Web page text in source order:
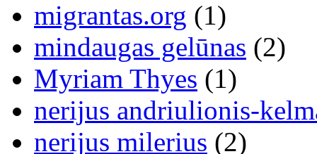
migrantas.org (1)
mindaugas gelūnas (2)
Myriam Thyes (1)
nerijus andriulionis-
nerijus milerius (2)